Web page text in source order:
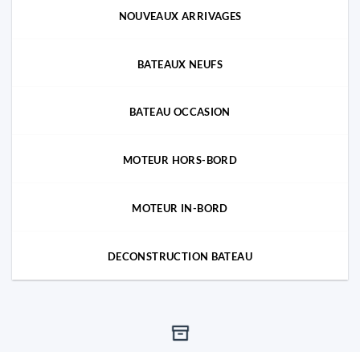
NOUVEAUX ARRIVAGES
BATEAUX NEUFS
BATEAU OCCASION
MOTEUR HORS-BORD
MOTEUR IN-BORD
DECONSTRUCTION BATEAU